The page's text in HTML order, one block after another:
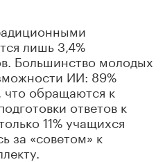
лишь 3,4%
Большинство молодых
ИИ: 89%
что обращаются к
ответов к
11% учащихся
за «советом» к